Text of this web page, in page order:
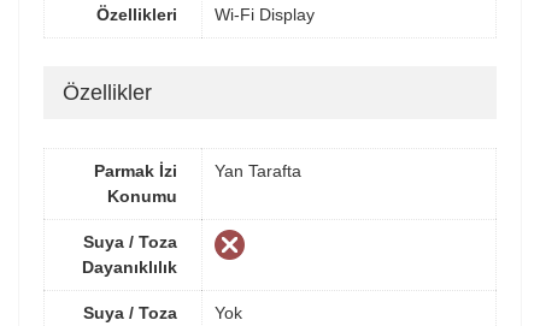
Özellikleri
Wi-Fi Display
Özellikler
Parmak İzi
Konumu
Yan Tarafta
Suya / Toza
Dayanıklılık
Suya / Toza
Yok